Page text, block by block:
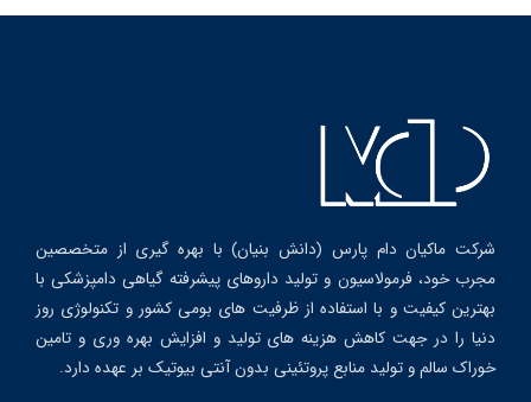
شرکت ماکیان دام پارس (دانش بنیان) با بهره گیری از متخصصین
مجرب خود، فرمولاسیون و تولید داروهای پیشرفته گیاهی دامپزشکی با
بهترین کیفیت و با استفاده از ظرفیت های بومی کشور و تکنولوژی روز
دنیا را در جهت کاهش هزینه های تولید و افزایش بهره وری و تامین
خوراک سالم و تولید منابع پروتئینی بدون آنتی بیوتیک بر عهده دارد.